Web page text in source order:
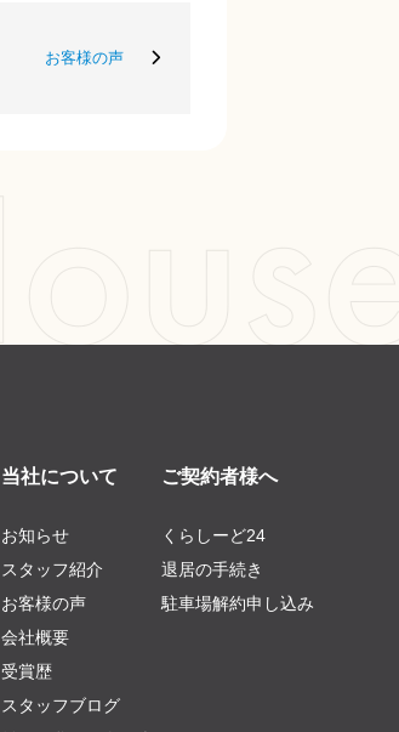
お客様の声
当社について
お知らせ
スタッフ紹介
お客様の声
会社概要
受賞歴
スタッフブログ
ご契約者様へ
くらしーど24
退居の手続き
駐車場解約申し込み